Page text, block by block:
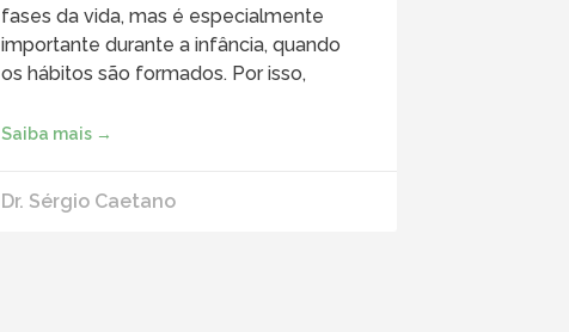
fases da vida, mas é especialmente
importante durante a infância, quando
os hábitos são formados. Por isso,
Saiba mais →
Dr. Sérgio Caetano